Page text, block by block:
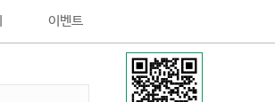
이벤트